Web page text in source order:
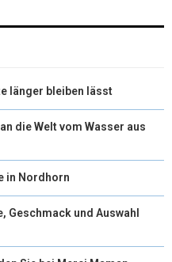
länger bleiben lässt
die Welt vom Wasser aus
in Nordhorn
Geschmack und Auswahl